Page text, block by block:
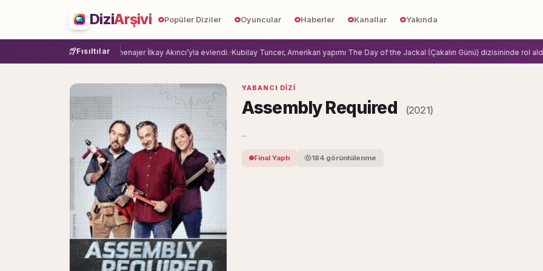
DiziArşivi Popüler Diziler Oyuncular Haberler Kanallar Yakında
Fısıltılar
Damla Sönmez, menajer İlkay Akıncı’yla evlendi. Kubilay Tuncer, Amerikan yapımı The Day of the Jackal (Çakalın Günü) dizisininde rol aldi.
YABANCI DIZI
Assembly Required (2021)
...
Final Yaptı 184 görüntülenme